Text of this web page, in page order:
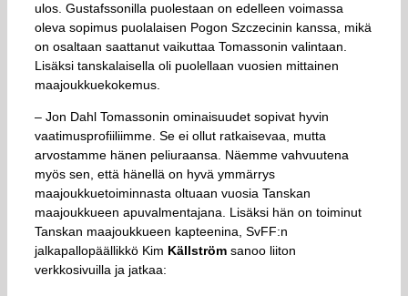
ulos. Gustafssonilla puolestaan on edelleen voimassa
oleva sopimus puolalaisen Pogon Szczecinin kanssa, mikä
on osaltaan saattanut vaikuttaa Tomassonin valintaan.
Lisäksi tanskalaisella oli puolellaan vuosien mittainen
maajoukkuekokemus.
– Jon Dahl Tomassonin ominaisuudet sopivat hyvin
vaatimusprofiiliimme. Se ei ollut ratkaisevaa, mutta
arvostamme hänen peliuraansa. Näemme vahvuutena
myös sen, että hänellä on hyvä ymmärrys
maajoukkuetoiminnasta oltuaan vuosia Tanskan
maajoukkueen apuvalmentajana. Lisäksi hän on toiminut
Tanskan maajoukkueen kapteenina, SvFF:n
jalkapallopäällikkö Kim Källström sanoo liiton
verkkosivuilla ja jatkaa: